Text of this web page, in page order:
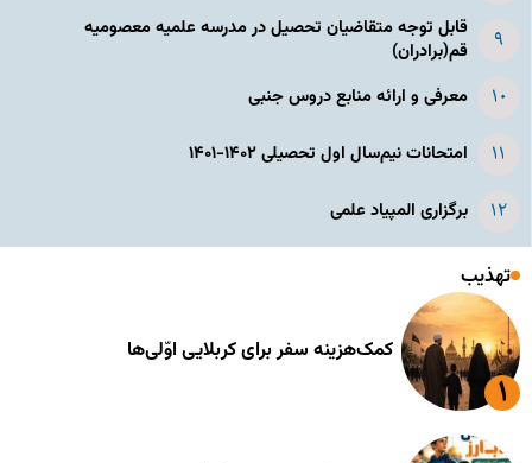
قابل توجه متقاضیان تحصیل در مدرسه علمیه معصومیه
قم(برادران)
معرفی و ارائه منابع دروس جنبی
امتحانات نیم‌سال اول تحصیلی ۱۴۰۲-۱۴۰۱
برگزاری المپیاد علمی
تهذیب
کمک‌هزینه سفر برای کربلایی اوّلی‌ها